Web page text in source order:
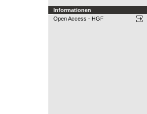
Informationen
Open Access - HGF